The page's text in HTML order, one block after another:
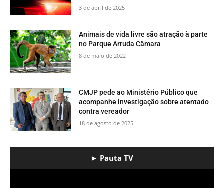
3 de abril de 2025
​Animais de vida livre são atração à parte
no Parque Arruda Câmara
8 de maio de 2022
CMJP pede ao Ministério Público que
acompanhe investigação sobre atentado
contra vereador
18 de agosto de 2025
► Pauta TV